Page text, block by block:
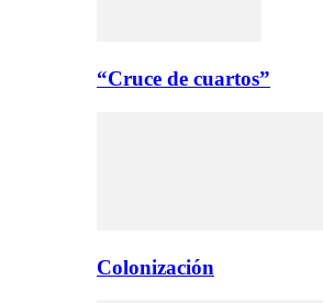
“Cruce de cuartos”
Colonización